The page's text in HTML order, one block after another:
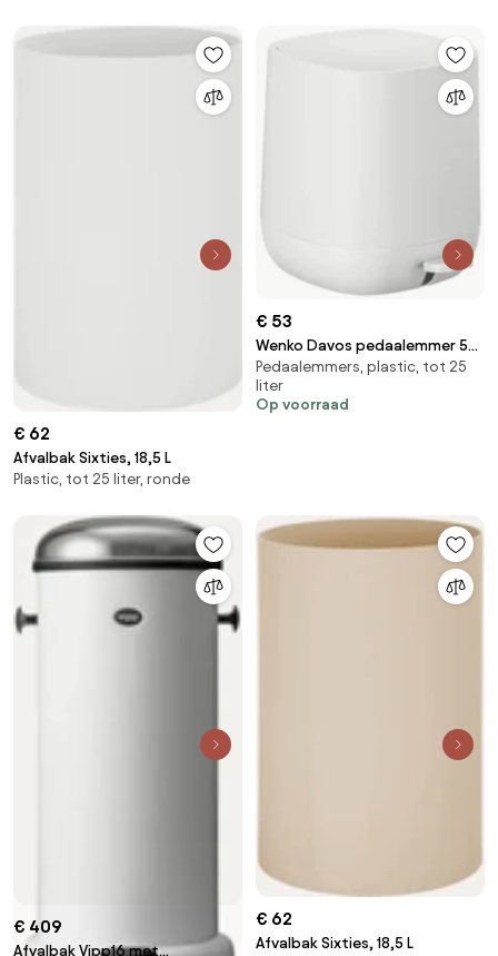
€ 62
Afvalbak Sixties, 18,5 L
Plastic, tot 25 liter, ronde
€ 53
Wenko Davos pedaalemmer 5
liter wit mat
Pedaalemmers, plastic, tot 25
liter
Op voorraad
€ 409
Afvalbak Vipp16 met
€ 62
Afvalbak Sixties, 18,5 L